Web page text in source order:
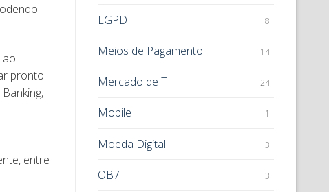
ao
pronto
entre
LGPD 8
Meios de Pagamento 14
Mercado de TI 24
Mobile 1
Moeda Digital 3
OB7 3